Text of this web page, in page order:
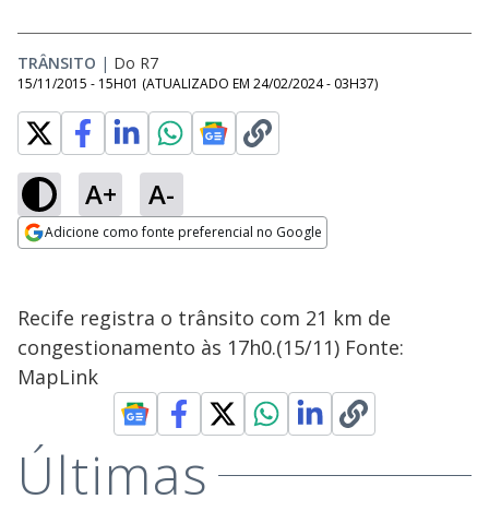
TRÂNSITO | Do R7
15/11/2015 - 15H01 (ATUALIZADO EM 24/02/2024 - 03H37)
A+ A-
Adicione como fonte preferencial no Google
Recife registra o trânsito com 21 km de
congestionamento às 17h0.(15/11) Fonte:
MapLink
Últimas